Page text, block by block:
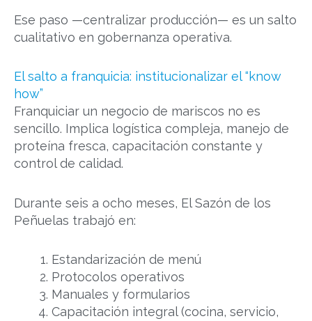
Ese paso —centralizar producción— es un salto
cualitativo en gobernanza operativa.
El salto a franquicia: institucionalizar el “know
how”
Franquiciar un negocio de mariscos no es
sencillo. Implica logística compleja, manejo de
proteína fresca, capacitación constante y
control de calidad.
Durante seis a ocho meses, El Sazón de los
Peñuelas trabajó en:
Estandarización de menú
Protocolos operativos
Manuales y formularios
Capacitación integral (cocina, servicio,